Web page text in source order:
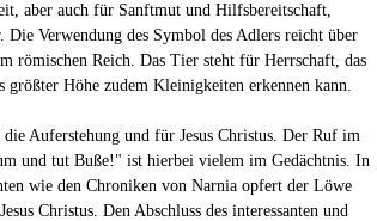
aber auch für Sanftmut und Hilfsbereitschaft,
Die Verwendung des Symbol des Adlers reicht über
römischen Reich. Das Tier steht für Herrschaft, das
größter Höhe zudem Kleinigkeiten erkennen kann.
Auferstehung und für Jesus Christus. Der Ruf im
und tut Buße!" ist hierbei vielem im Gedächtnis. In
wie den Chroniken von Narnia opfert der Löwe
Christus. Den Abschluss des interessanten und